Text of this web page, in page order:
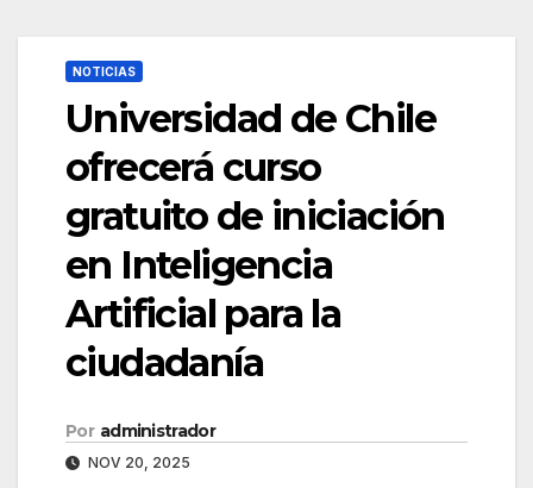
NOTICIAS
Universidad de Chile
ofrecerá curso
gratuito de iniciación
en Inteligencia
Artificial para la
ciudadanía
Por administrador
NOV 20, 2025